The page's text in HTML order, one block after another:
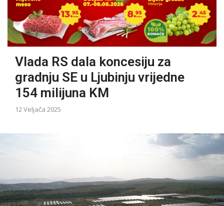
Vlada RS dala koncesiju za
gradnju SE u Ljubinju vrijedne
154 milijuna KM
12 Veljača 2025